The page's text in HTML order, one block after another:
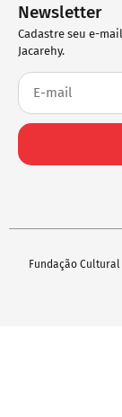
Newsletter
Cadastre seu e-
Jacarehy.
Fundação